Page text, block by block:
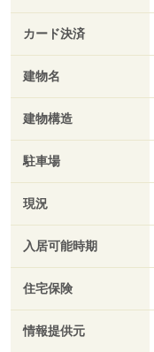
カード決済
建物名
建物構造
駐車場
現況
入居可能時期
住宅保険
情報提供元